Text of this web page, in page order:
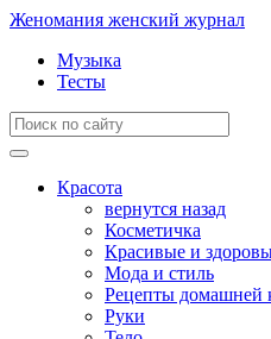
Женомания женский журнал
Музыка
Тесты
Красота
вернутся назад
Косметичка
Красивые и
Мода и стиль
Рецепты домашней
Руки